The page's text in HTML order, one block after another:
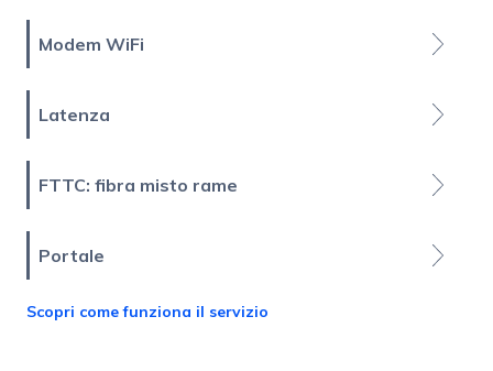
Modem WiFi
Latenza
FTTC: fibra misto rame
Portale
Scopri come funziona il servizio